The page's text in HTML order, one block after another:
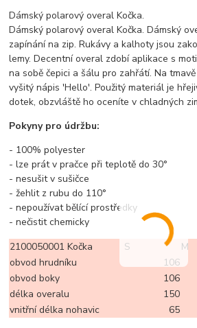
Dámský polarový overal Kočka.
Dámský polarový overal Kočka. Dámský
zapínání na zip. Rukávy a kalhoty jsou
lemy. Decentní overal zdobí aplikace s
na sobě čepici a šálu pro zahřátí. Na
vyšitý nápis 'Hello'. Použitý materiál je
dotek, obzvláště ho oceníte v chladných
Pokyny pro údržbu:
- 100% polyester
- lze prát v pračce při teplotě do 30°
- nesušit v sušičce
- žehlit z rubu do 110°
- nepoužívat bělící prostředky
- nečistit chemicky
2100050001 Kočka
S M
obvod hrudníku
106
obvod boky
106
délka overalu
150
vnitřní délka nohavic
65